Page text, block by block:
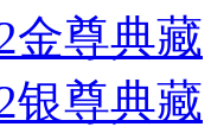
金尊典藏
银尊典藏